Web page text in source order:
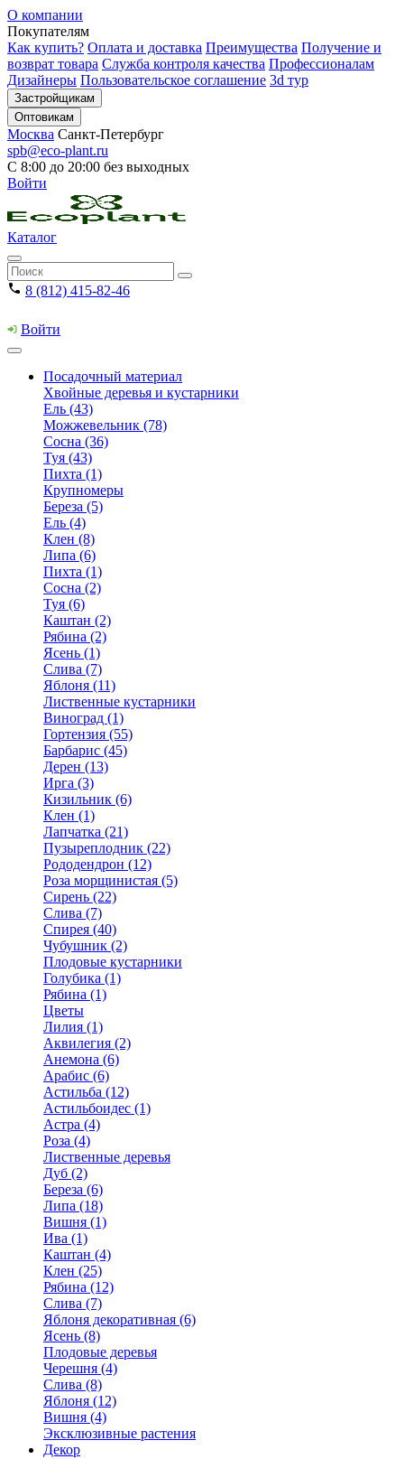
О компании
Покупателям
Как купить? Оплата и доставка Преимущества Получение и
возврат товара Служба контроля качества Профессионалам
Дизайнеры Пользовательское соглашение 3d тур
Застройщикам
Оптовикам
Москва Санкт-Петербург
spb@eco-plant.ru
С 8:00 до 20:00 без выходных
Войти
Каталог
8 (812) 415-82-46
Войти
Посадочный материал
Хвойные деревья и кустарники
Ель (43)
Можжевельник (78)
Сосна (36)
Туя (43)
Пихта (1)
Крупномеры
Береза (5)
Ель (4)
Клен (8)
Липа (6)
Пихта (1)
Сосна (2)
Туя (6)
Каштан (2)
Рябина (2)
Ясень (1)
Слива (7)
Яблоня (11)
Лиственные кустарники
Виноград (1)
Гортензия (55)
Барбарис (45)
Дерен (13)
Ирга (3)
Кизильник (6)
Клен (1)
Лапчатка (21)
Пузыреплодник (22)
Рододендрон (12)
Роза морщинистая (5)
Сирень (22)
Слива (7)
Спирея (40)
Чубушник (2)
Плодовые кустарники
Голубика (1)
Рябина (1)
Цветы
Лилия (1)
Аквилегия (2)
Анемона (6)
Арабис (6)
Астильба (12)
Астильбоидес (1)
Астра (4)
Роза (4)
Лиственные деревья
Дуб (2)
Береза (6)
Липа (18)
Вишня (1)
Ива (1)
Каштан (4)
Клен (25)
Рябина (12)
Слива (7)
Яблоня декоративная (6)
Ясень (8)
Плодовые деревья
Черешня (4)
Слива (8)
Яблоня (12)
Вишня (4)
Эксклюзивные растения
Декор